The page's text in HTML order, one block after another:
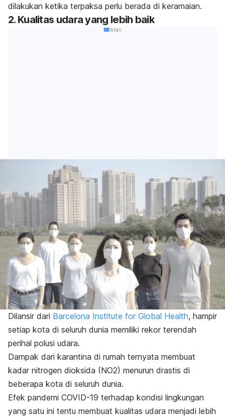
dilakukan ketika terpaksa perlu berada di keramaian.
2. Kualitas udara yang lebih baik
Iklan
Dilansir dari Barcelona Institute for Global Health, hampir
setiap kota di seluruh dunia memiliki rekor terendah
perihal polusi udara.
Dampak dari karantina di rumah ternyata membuat
kadar nitrogen dioksida (NO2) menurun drastis di
beberapa kota di seluruh dunia.
Efek pandemi COVID-19 terhadap kondisi lingkungan
yang satu ini tentu membuat kualitas udara menjadi lebih